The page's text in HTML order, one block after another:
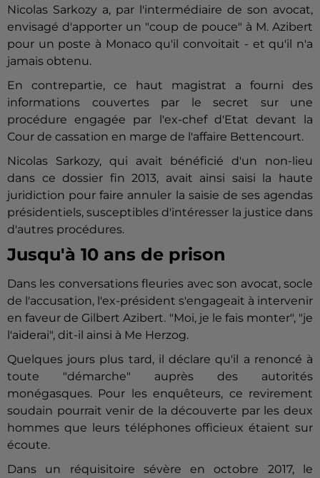
Nicolas Sarkozy a, par l'intermédiaire de son avocat,
envisagé d'apporter un "coup de pouce" à M. Azibert
pour un poste à Monaco qu'il convoitait - et qu'il n'a
jamais obtenu.
En contrepartie, ce haut magistrat a fourni des
informations couvertes par le secret sur une
procédure engagée par l'ex-chef d'Etat devant la
Cour de cassation en marge de l'affaire Bettencourt.
Nicolas
Sarkozy, qui avait bénéficié d'un non-lieu
dans ce dossier fin 2013, avait ainsi saisi la haute
juridiction pour faire annuler la saisie de ses agendas
présidentiels, susceptibles d'intéresser la justice dans
d'autres procédures.
Jusqu'à 10 ans de prison
Dans les conversations fleuries avec son avocat, socle
de l'accusation, l'ex-président s'engageait à intervenir
en faveur de Gilbert Azibert. "Moi, je le fais monter", "je
l'aiderai", dit-il ainsi à Me Herzog.
Quelques jours plus tard, il déclare qu'il a renoncé à
toute "démarche" auprès des autorités
monégasques. Pour les enquêteurs, ce revirement
soudain pourrait venir de la découverte par les deux
hommes que leurs téléphones officieux étaient sur
écoute.
Dans un réquisitoire sévère en octobre 2017, le